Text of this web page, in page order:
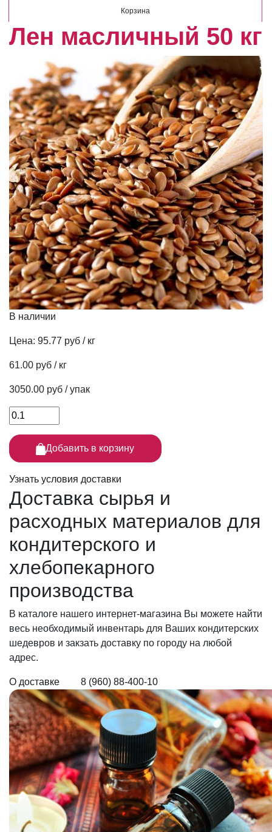
Корзина
Лен масличный 50 кг
В наличии
Цена: 95.77 руб / кг
61.00 руб / кг
3050.00 руб / упак
Добавить в корзину
Узнать условия доставки
Доставка сырья и
расходных материалов для
кондитерского и
хлебопекарного
производства
В каталоге нашего интернет-магазина Вы можете найти
весь необходимый инвентарь для Ваших кондитерских
шедевров и закзать доставку по городу на любой
адрес.
О доставке 8 (960) 88-400-10